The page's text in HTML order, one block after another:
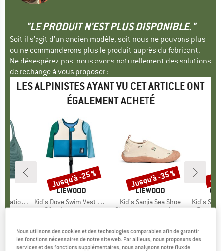
"LE PRODUIT N'EST PLUS DISPONIBLE."
Soit il s'agit d'un ancien modèle, soit nous ne pouvons plus
ou ne commanderons plus le produit auprès du fabricant.
Ne désespérez pas, nous avons naturellement des solutions
de rechange à vous proposer :
LES ALPINISTES AYANT VU CET ARTICLE ONT
ÉGALEMENT ACHETÉ
Triangle
)
MARQUE
LIEWOOD
Article
Kid's Dove Swim Vest with Sleeves
Product group
Gilet de sauvetage
41,21 €
Remise
Jusqu'à -25 %
MARQUE
LIEWOOD
Article
Kid's Sanjia Sea Shoe
Product group
Chaussures aquatiques
21,42 €
Remise
Jusqu'à -35 %
Article
Kid's
-
Nous utilisons des cookies et des technologies comparables afin de garantir
les fonctions nécessaires de notre site web. Par ailleurs, nous proposons des
services et des fonctions supplémentaires, nous analysons notre flux de